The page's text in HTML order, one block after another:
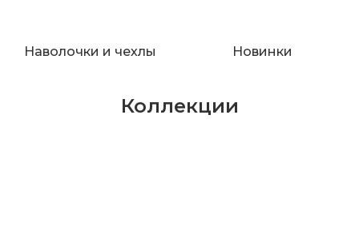
Наволочки и чехлы Новинки
Коллекции